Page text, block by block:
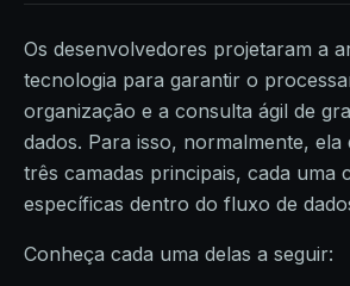
Os desenvolvedores projetaram a
tecnologia para garantir o
organização e a consulta ágil de
dados. Para isso, normalmente, ela
três camadas principais, cada uma
específicas dentro do fluxo de
Conheça cada uma delas a seguir: